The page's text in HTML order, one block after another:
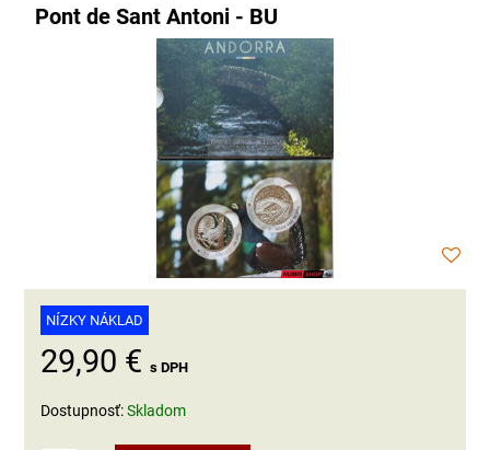
Pont de Sant Antoni - BU
NÍZKY NÁKLAD
29,90 € s DPH
Dostupnosť:Skladom